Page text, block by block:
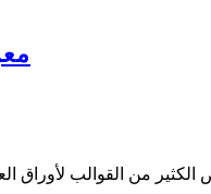
من القوالب لأوراق